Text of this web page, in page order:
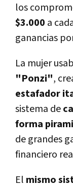
los
$3.000 a
ganancias
La mujer
"Ponzi",
estafador
sistema de
forma
de grandes
financiero
El mismo